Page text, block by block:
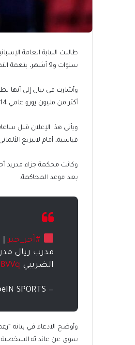
سنوات و9 أشهر، بتهمة التهرّب الضريبي.
أكثر من مليون يورو عامي 2014 و2015، لعدم اعلانه عن إيرادات حقوق استثمار صورته.
قياسية، أمام لايبزيغ
بعد موعد المحاكمة.
#آخر_خبر|
مدرب ريال
الضريبي
— beIN SPORTS الإخبارية (@beINSPORTSNews)
وأوضح الادعاء في بيانه
سوى عن عائداته الشخصية